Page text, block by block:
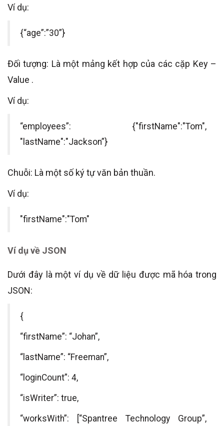
Ví dụ:
{“age”:”30”}
Đối tượng: Là một mảng kết hợp của các cặp Key –
Value .
Ví dụ:
“employees”: {"firstName":"Tom",
"lastName":"Jackson”}
Chuỗi: Là một số ký tự văn bản thuần.
Ví dụ:
"firstName":"Tom"
Ví dụ về JSON
Dưới đây là một ví dụ về dữ liệu được mã hóa trong
JSON:
{
“firstName”: “Johan”,
“lastName”: “Freeman”,
“loginCount”: 4,
“isWriter”: true,
“worksWith”: [“Spantree Technology Group”,